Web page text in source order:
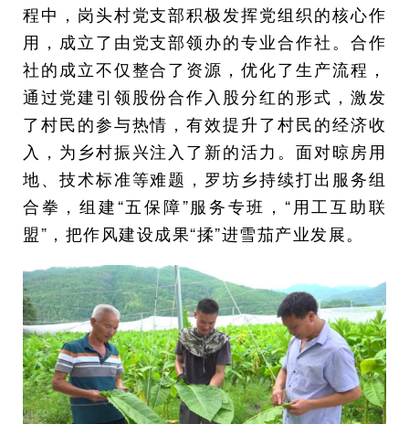
程中，岗头村党支部积极发挥党组织的核心作
用，成立了由党支部领办的专业合作社。合作
社的成立不仅整合了资源，优化了生产流程，
通过党建引领股份合作入股分红的形式，激发
了村民的参与热情，有效提升了村民的经济收
入，为乡村振兴注入了新的活力。面对晾房用
地、技术标准等难题，罗坊乡持续打出服务组
合拳，组建“五保障”服务专班，“用工互助联
盟”，把作风建设成果“揉”进雪茄产业发展。